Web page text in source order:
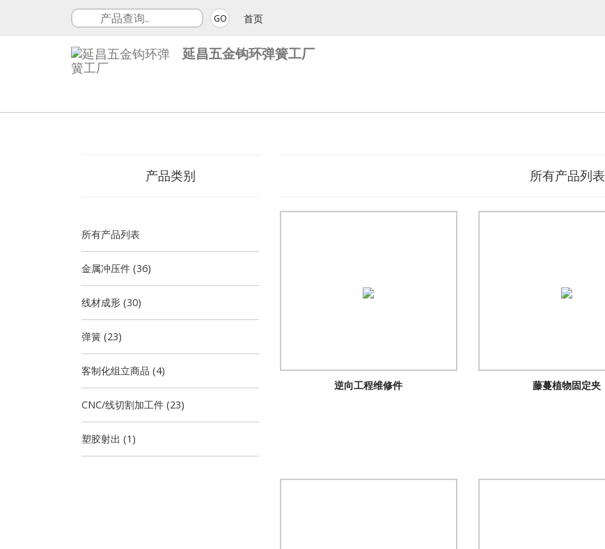
GO 首页
延昌五金钩环弹簧工厂
产品类别
所有产品列表
金属冲压件 (36)
线材成形 (30)
弹簧 (23)
客制化组立商品 (4)
CNC/线切割加工件 (23)
塑胶射出 (1)
所有产品列表
逆向工程维修件 藤蔓植物固定夹